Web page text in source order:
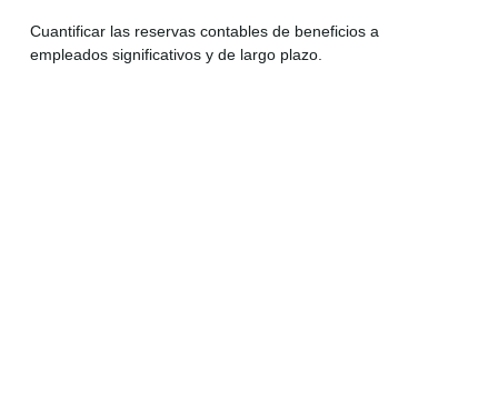
Cuantificar las reservas contables de beneficios a
empleados significativos y de largo plazo.